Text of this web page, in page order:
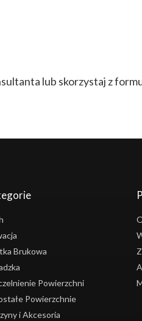
lub skorzystaj z
Brukowa
Powierzchni
Powierzchnie
i Akcesoria